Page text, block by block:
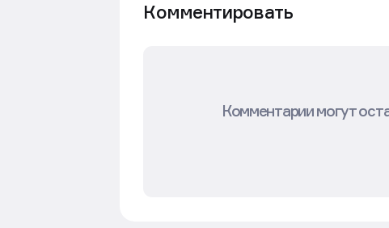
Комментировать
Комментарии могут